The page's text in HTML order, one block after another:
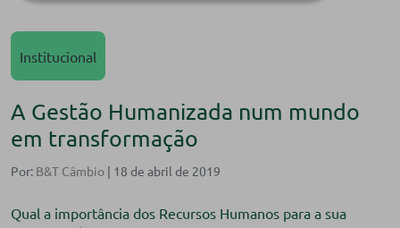
Institucional
A Gestão Humanizada num mundo
em transformação
Por: B&T Câmbio | 18 de abril de 2019
Qual a importância dos Recursos Humanos para a sua